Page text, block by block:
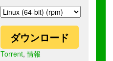
ダウンロード
Torrent,情報